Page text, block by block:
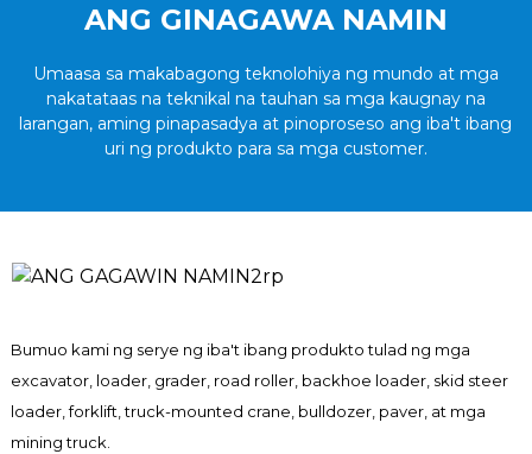
ANG GINAGAWA NAMIN
Umaasa sa makabagong teknolohiya ng mundo at mga
nakatataas na teknikal na tauhan sa mga kaugnay na
larangan, aming pinapasadya at pinoproseso ang iba't ibang
uri ng produkto para sa mga customer.
Bumuo kami ng serye ng iba't ibang produkto tulad ng mga
excavator, loader, grader, road roller, backhoe loader, skid steer
loader, forklift, truck-mounted crane, bulldozer, paver, at mga
mining truck.